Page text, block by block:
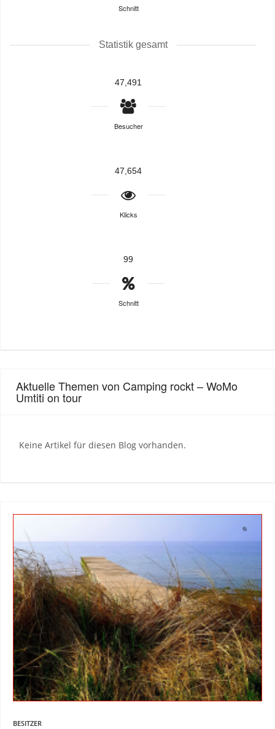
Schnitt
Statistik gesamt
47,491
Besucher
47,654
Klicks
99
Schnitt
Aktuelle Themen von Camping rockt – WoMo
Umtiti on tour
Keine Artikel für diesen Blog vorhanden.
BESITZER